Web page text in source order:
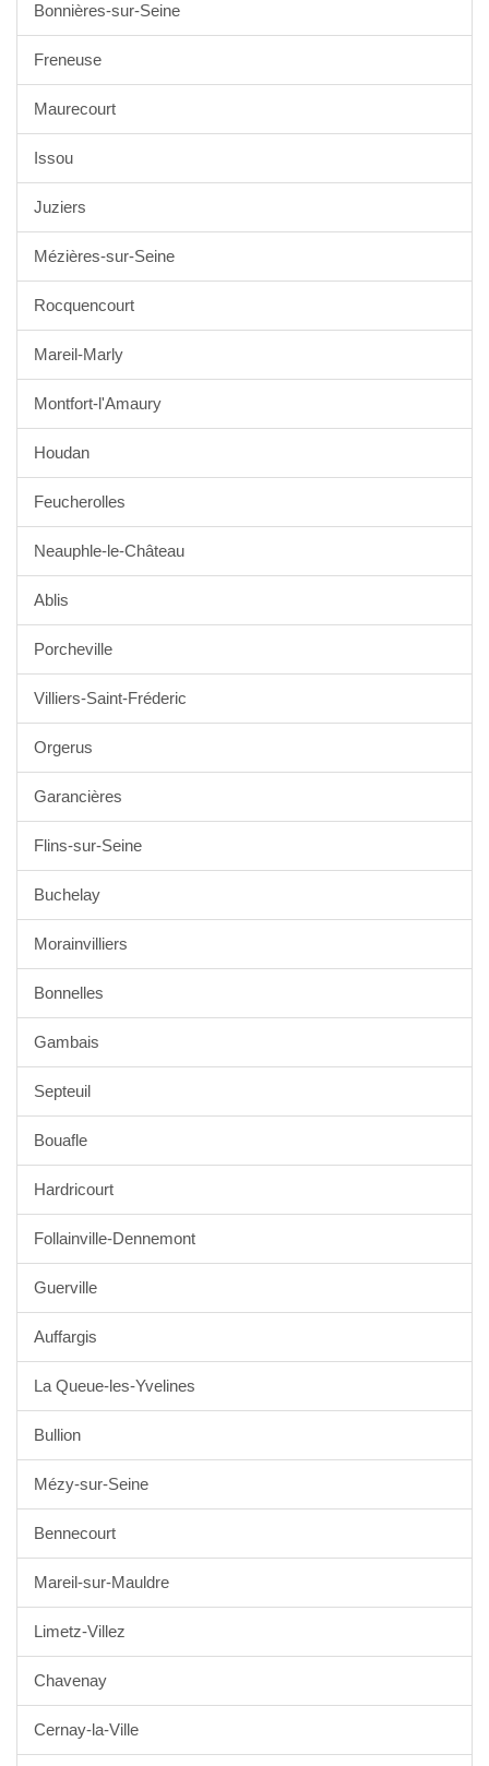
Bonnières-sur-Seine
Freneuse
Maurecourt
Issou
Juziers
Mézières-sur-Seine
Rocquencourt
Mareil-Marly
Montfort-l'Amaury
Houdan
Feucherolles
Neauphle-le-Château
Ablis
Porcheville
Villiers-Saint-Fréderic
Orgerus
Garancières
Flins-sur-Seine
Buchelay
Morainvilliers
Bonnelles
Gambais
Septeuil
Bouafle
Hardricourt
Follainville-Dennemont
Guerville
Auffargis
La Queue-les-Yvelines
Bullion
Mézy-sur-Seine
Bennecourt
Mareil-sur-Mauldre
Limetz-Villez
Chavenay
Cernay-la-Ville